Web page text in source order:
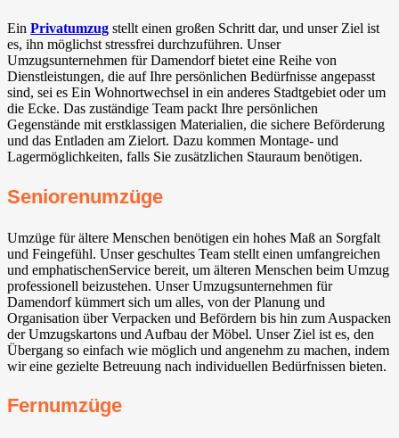
Ein Privatumzug stellt einen großen Schritt dar, und unser Ziel ist
es, ihn möglichst stressfrei durchzuführen. Unser
Umzugsunternehmen für Damendorf bietet eine Reihe von
Dienstleistungen, die auf Ihre persönlichen Bedürfnisse angepasst
sind, sei es Ein Wohnortwechsel in ein anderes Stadtgebiet oder um
die Ecke. Das zuständige Team packt Ihre persönlichen
Gegenstände mit erstklassigen Materialien, die sichere Beförderung
und das Entladen am Zielort. Dazu kommen Montage- und
Lagermöglichkeiten, falls Sie zusätzlichen Stauraum benötigen.
Seniorenumzüge
Umzüge für ältere Menschen benötigen ein hohes Maß an Sorgfalt
und Feingefühl. Unser geschultes Team stellt einen umfangreichen
und emphatischenService bereit, um älteren Menschen beim Umzug
professionell beizustehen. Unser Umzugsunternehmen für
Damendorf kümmert sich um alles, von der Planung und
Organisation über Verpacken und Befördern bis hin zum Auspacken
der Umzugskartons und Aufbau der Möbel. Unser Ziel ist es, den
Übergang so einfach wie möglich und angenehm zu machen, indem
wir eine gezielte Betreuung nach individuellen Bedürfnissen bieten.
Fernumzüge